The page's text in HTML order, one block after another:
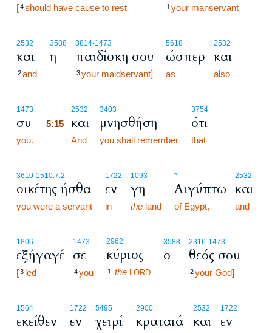
[4should have cause to rest 1 your manservant
2532
και
2and
3588
η
3814-1473
παιδίσκη σου
3your maidservant]
5618
ώσπερ
as
2532
και
also
1473
συ
you.
2532
5:15 και
And
3403
μνησθήση
you shall remember
3754
ότι
that
3610-1510.7.2
οικέτης ήσθα
you were a servant
1722
εν
in
1093
γη
the land
*
Αιγύπτω
of Egypt,
2532
και
and
1806
εξήγαγέ
[3 led
1473
σε
4you
2962
κύριος
1 the LORD
3588
ο
2316-1473
θεός σου
2your God]
1564
εκείθεν
1722
εν
5495
χειρί
2900
κραταιά
2532
και
1722
εν